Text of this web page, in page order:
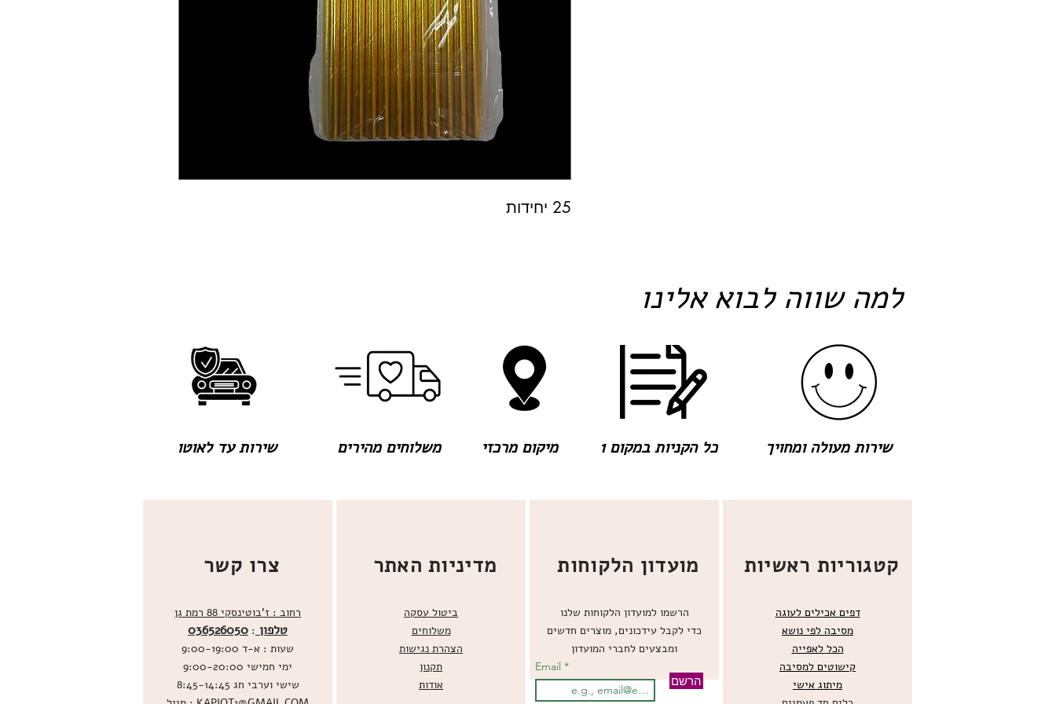
25 יחידות
שירות עד לאוטו משלוחים מהירים
למה שווה לבוא אלינו
מיקום מרכזי כל הקניות במקום 1 שירות מעולה ומחויך
צרו קשר
רחוב : ז'בוטינסקי 88 רמת גן
טלפון :
036526050
שעות : א-ד 9:00-19:00
ימי חמישי 9:00-20:00
שישי וערבי חג 8:45-14:45
מדיניות האתר
ביטול עסקה
משלוחים
הצהרת נגישות
תקנון
אודות
מועדון הלקוחות
הרשמו למועדון הלקוחות שלנו
כדי לקבל עידכונים, מוצרים חדשים
ומבצעים לחברי המועדון
קטגוריות ראשיות
דפים אכילים לעוגה
מסיבה לפי נושא
הכל לאפייה
קישוטים למסיבה
מיתוג אישי
Email
הרשם